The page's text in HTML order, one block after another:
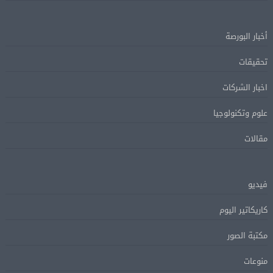
أخبار البورصة
تحقيقات
اخبار الشركات
علوم وتكنولوجيا
مقالات
فيديو
كاريكاتير اليوم
مكتبة الصور
منوعات